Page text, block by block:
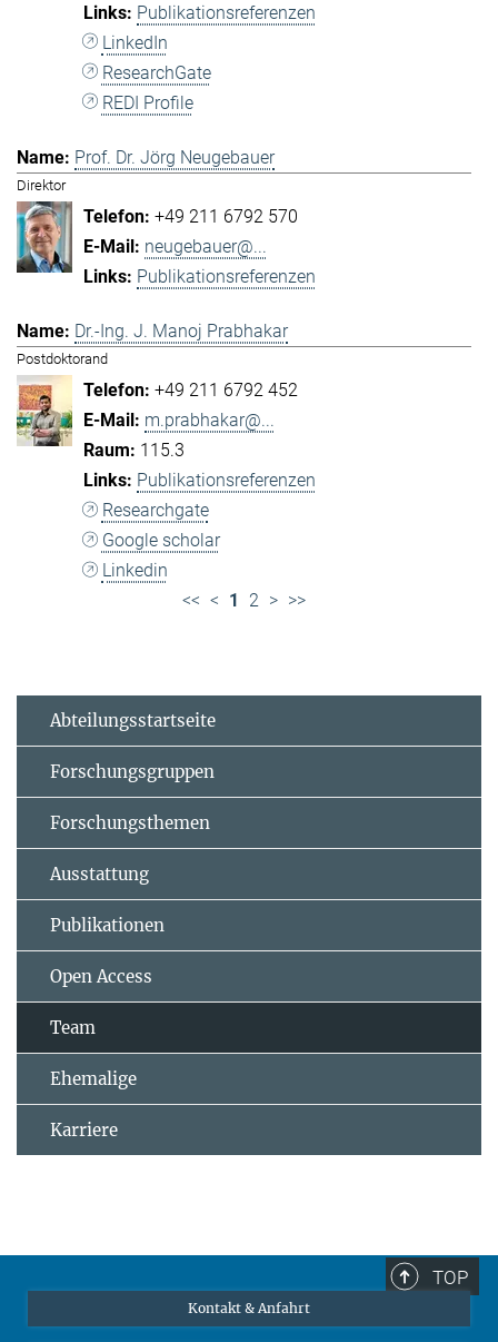
Publikationsreferenzen
LinkedIn
ResearchGate
REDI Profile
Prof. Dr. Jörg Neugebauer
Direktor
+49 211 6792 570
neugebauer@...
Publikationsreferenzen
Dr.-Ing. J. Manoj Prabhakar
Postdoktorand
+49 211 6792 452
m.prabhakar@...
115.3
Publikationsreferenzen
Researchgate
Google scholar
Linkedin
<< < 1 2 > >>
Abteilungsstartseite
Forschungsgruppen
Forschungsthemen
Ausstattung
Publikationen
Open Access
Team
Ehemalige
Karriere
TOP
Kontakt & Anfahrt